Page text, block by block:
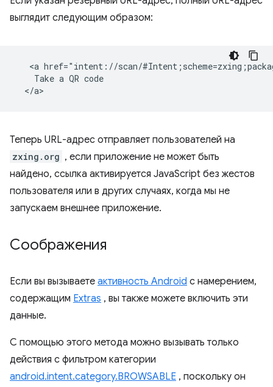
выглядит следующим образом:
<a href="intent://scan/
    Take a QR code
Теперь URL-адрес отправляет пользователей на
zxing.org , если приложение не может быть
найдено, ссылка активируется JavaScript без жестов
пользователя или в других случаях, когда мы не
запускаем внешнее приложение.
Соображения
Если вы вызываете активность Android с намерением,
содержащим Extras , вы также можете включить эти
данные.
С помощью этого метода можно вызывать только
действия с фильтром категории
android.intent.category.BROWSABLE , поскольку он